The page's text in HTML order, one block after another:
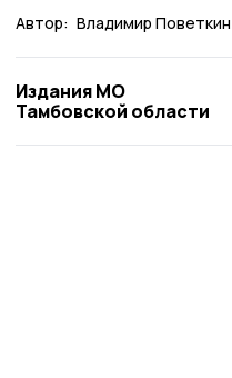
Автор: Владимир Поветкин
Издания МО
Тамбовской области